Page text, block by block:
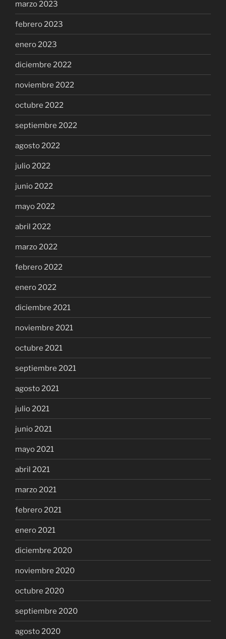
marzo 2023
febrero 2023
enero 2023
diciembre 2022
noviembre 2022
octubre 2022
septiembre 2022
agosto 2022
julio 2022
junio 2022
mayo 2022
abril 2022
marzo 2022
febrero 2022
enero 2022
diciembre 2021
noviembre 2021
octubre 2021
septiembre 2021
agosto 2021
julio 2021
junio 2021
mayo 2021
abril 2021
marzo 2021
febrero 2021
enero 2021
diciembre 2020
noviembre 2020
octubre 2020
septiembre 2020
agosto 2020